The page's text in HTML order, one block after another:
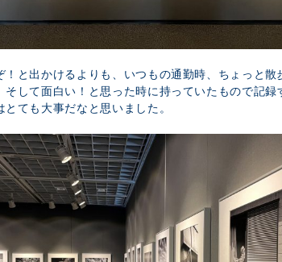
！と出かけるよりも、いつもの通勤時、ちょっと散
そして面白い！と思った時に持っていたもので記録
とても大事だなと思いました。